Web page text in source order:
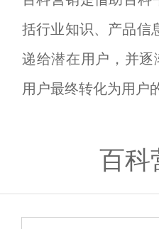
括行业知识、产品信
递给潜在用户，并
用户最终转化为用户
百科